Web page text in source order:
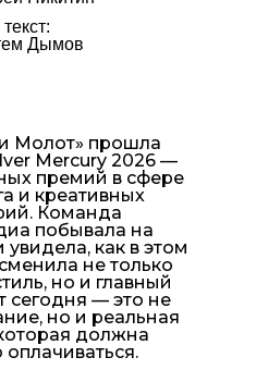
Молот» прошла
Mercury 2026 —
премий в сфере
и креативных
Команда
побывала на
как в этом
не только
но и главный
сегодня — это не
но и реальная
должна
текст:
Дымов